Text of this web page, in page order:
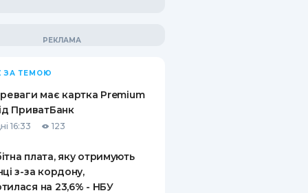
ВІНЬЄТКА
ВІД
ВИПАДКІВ
ПИТАННЯ ТА ВІДПОВІДІ
ПУТІВНИКИ ПО
ЗА ТЕМОЮ
має картка Premium
ПриватБанк
16:33 123
плата, яку отримують
з-за кордону,
на 23,6% - НБУ